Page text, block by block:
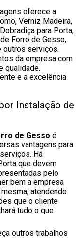
oferece a
Verniz Madeira,
para Porta,
Forro de Gesso,
outros serviços.
da empresa com
qualidade,
e a excelência
Instalação de
de Gesso é
vantagens para
Há
que devem
pelo
bem a empresa
atendendo
que o cliente
tudo o que
outros trabalhos